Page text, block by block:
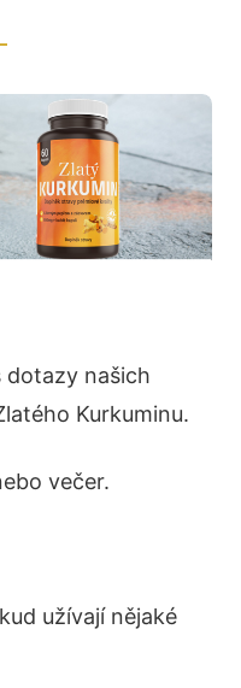
dotazy našich
Kurkuminu.
večer.
užívají nějaké